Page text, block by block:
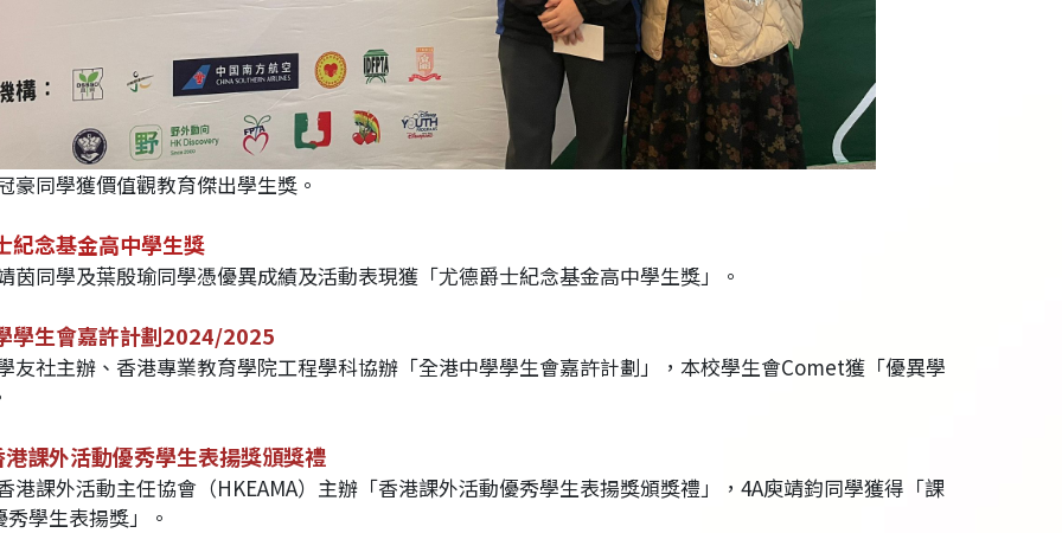
豪同學獲價值觀教育傑出學生獎。
紀念基金高中學生獎​​
茵同學及葉殷瑜同學憑優異成績及活動表現獲「尤德爵士紀念基金高中學生獎」。
學生會嘉許計劃2024/2025
友社主辦、香港專業教育學院工程學科協辦「全港中學學生會嘉許計劃」，本校學生會Comet獲「優異學
課外活動優秀學生表揚獎頒獎禮
港課外活動主任協會（HKEAMA）主辦「香港課外活動優秀學生表揚獎頒獎禮」，4A庾靖鈞同學獲得「課
學生表揚獎」。